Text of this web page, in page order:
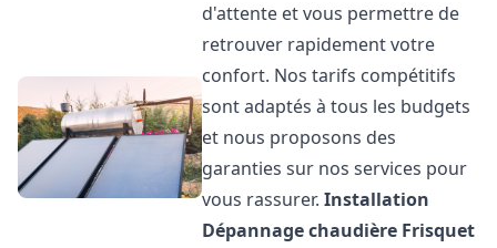
d'attente et vous permettre de
retrouver rapidement votre
confort. Nos tarifs compétitifs
sont adaptés à tous les budgets
et nous proposons des
garanties sur nos services pour
vous rassurer.Installation
Dépannage chaudière Frisquet